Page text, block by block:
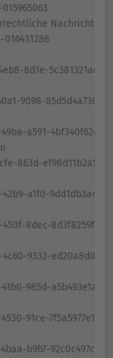
Nachrichten)
016431286
8d1e-
9098-
a591-
863d-
a1f0-
450f-8dec-
4c60-9332-
985d-
91ce-
b9b7-